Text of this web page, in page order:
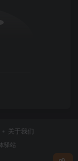
关于我们
驿站